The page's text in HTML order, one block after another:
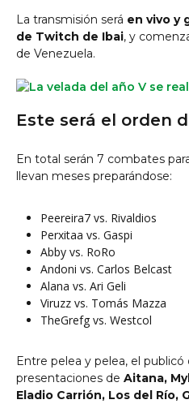
La transmisión será en vivo y
de Twitch de Ibai, y
de Venezuela.
Este será el orden
En total serán 7 combates
llevan meses preparándose:
Peereira7 vs. Rivaldios
Perxitaa vs. Gaspi
Abby vs. RoRo
Andoni vs. Carlos Belcast
Alana vs. Ari Geli
Viruzz vs. Tomás Mazza
TheGrefg vs. Westcol
Entre pelea y pelea, el publicó
presentaciones de Aitana,
Eladio Carrión, Los del Río,